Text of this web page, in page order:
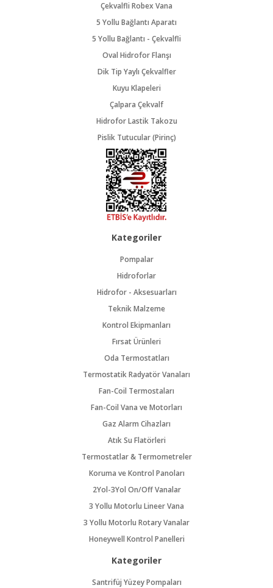
Çekvalfli Robex Vana
5 Yollu Bağlantı Aparatı
5 Yollu Bağlantı - Çekvalfli
Oval Hidrofor Flanşı
Dik Tip Yaylı Çekvalfler
Kuyu Klapeleri
Çalpara Çekvalf
Hidrofor Lastik Takozu
Pislik Tutucular (Pirinç)
Kategoriler
Pompalar
Hidroforlar
Hidrofor - Aksesuarları
Teknik Malzeme
Kontrol Ekipmanları
Fırsat Ürünleri
Oda Termostatları
Termostatik Radyatör Vanaları
Fan-Coil Termostaları
Fan-Coil Vana ve Motorları
Gaz Alarm Cihazları
Atık Su Flatörleri
Termostatlar & Termometreler
Koruma ve Kontrol Panoları
2Yol-3Yol On/Off Vanalar
3 Yollu Motorlu Lineer Vana
3 Yollu Motorlu Rotary Vanalar
Honeywell Kontrol Panelleri
Kategoriler
Santrifüj Yüzey Pompaları